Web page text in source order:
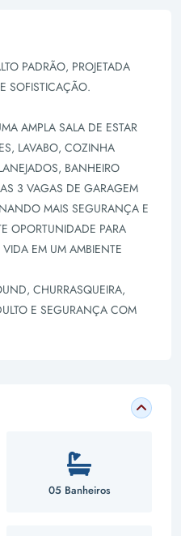
PADRÃO, PROJETADA
SOFISTICAÇÃO.
AMPLA SALA DE ESTAR
LAVABO, COZINHA
BANHEIRO
3 VAGAS DE GARAGEM
MAIS SEGURANÇA E
OPORTUNIDADE PARA
EM UM AMBIENTE
CHURRASQUEIRA,
E SEGURANÇA COM
05 Banheiros